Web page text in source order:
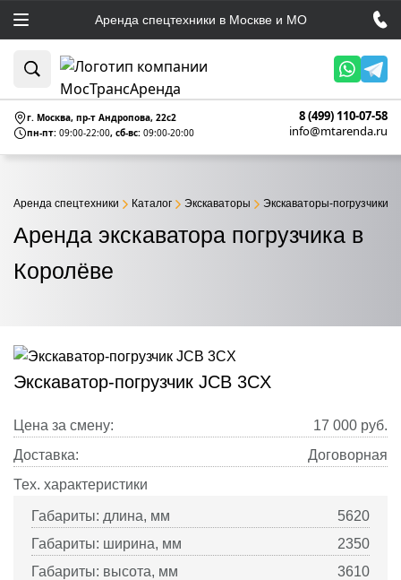
Аренда спецтехники в Москве и МО
г. Москва, пр-т Андропова, 22c2
пн-пт: 09:00-22:00, сб-вс: 09:00-20:00
8 (499) 110-07-58
info@mtarenda.ru
Аренда экскаватора погрузчика в
Королёве
Аренда спецтехники Каталог Экскаваторы Экскаваторы-погрузчики
Экскаватор-погрузчик JCB 3CX
Цена за смену: 17 000 руб.
Доставка:
Договорная
Тех. характеристики
Габариты: длина, мм
5620
Габариты: ширина, мм
2350
Габариты: высота, мм
3610